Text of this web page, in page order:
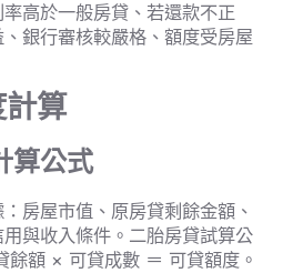
高於一般房貸、若還款不正
銀行審核較嚴格、額度受房屋
算
算公式
房屋市值、原房貸剩餘金額、
與收入條件。二胎房貸試算公
餘額 × 可貸成數 ＝ 可貸額度。